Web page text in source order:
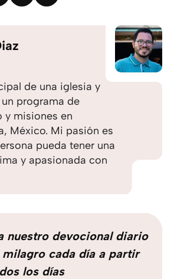
de una iglesia y
programa de
y misiones en
México. Mi pasión es
pueda tener una
y apasionada con
nuestro devocional diario
milagro cada día a partir
los días